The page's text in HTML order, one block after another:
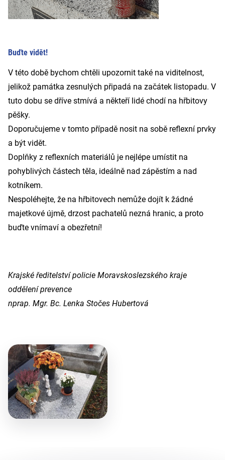
Buďte vidět!
V této době bychom chtěli upozornit také na viditelnost,
jelikož památka zesnulých připadá na začátek listopadu. V
tuto dobu se dříve stmívá a někteří lidé chodí na hřbitovy
pěšky.
Doporučujeme v tomto případě nosit na sobě reflexní prvky
a být vidět.
Doplňky z reflexních materiálů je nejlépe umístit na
pohyblivých částech těla, ideálně nad zápěstím a nad
kotníkem.
Nespoléhejte, že na hřbitovech nemůže dojít k žádné
majetkové újmě, drzost pachatelů nezná hranic, a proto
buďte vnímaví a obezřetní!
Krajské ředitelství policie Moravskoslezského kraje
oddělení prevence
nprap. Mgr. Bc. Lenka Stočes Hubertová